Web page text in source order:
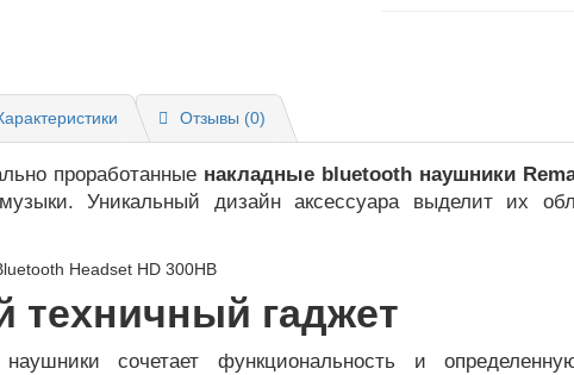
Отзывы (0)
проработанные накладные bluetooth наушники
Уникальный дизайн аксессуара выделит их
техничный гаджет
сочетает функциональность и